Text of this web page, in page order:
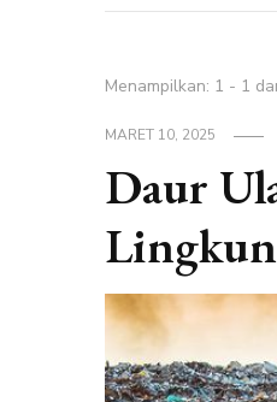
Menampilkan: 1 - 1
MARET 10, 2025
Daur